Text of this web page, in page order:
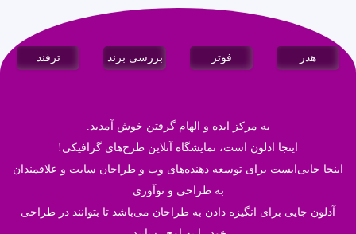
هدر فوتر بررسی برند ترفند
به مرکز ایده و الهام گرفتن خوش آمدید.
اینجا ادلون است، نمایشگاه آنلاین طرح‌های گرافیکی!
اینجا جایی‌ایست برای توسعه دهنده‌های وب و طراحان سایت و علاقمندان
به طراحی و نوآوری
آدلون جایی برای انگیزه دادن به طراحان می‌باشد تا بتوانند در طراحی